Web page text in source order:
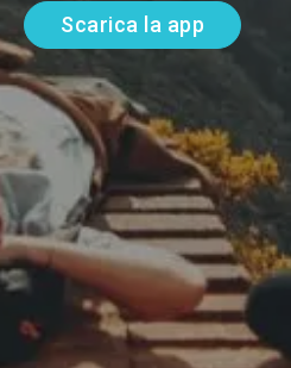
Scarica la app